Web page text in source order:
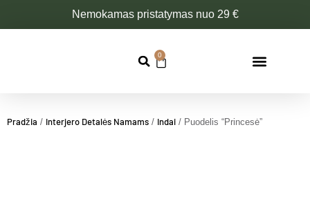
Nemokamas pristatymas nuo 29 €
0
Cart
Pradžia / Interjero Detalės Namams / Indai / Puodelis “Princesė”